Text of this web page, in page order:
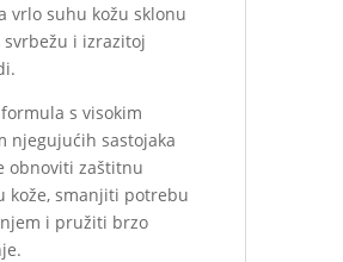
vrlo suhu kožu sklonu
i izrazitoj
s visokim
njegujućih sastojaka
obnoviti zaštitnu
kože, smanjiti potrebu
i pružiti brzo